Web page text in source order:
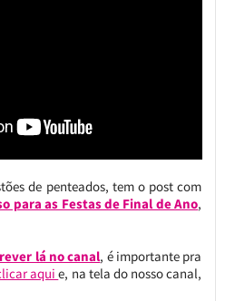
de penteados, tem o post com
para as Festas de Final de Ano,
lá no canal, é importante pra
aquie, na tela do nosso canal,